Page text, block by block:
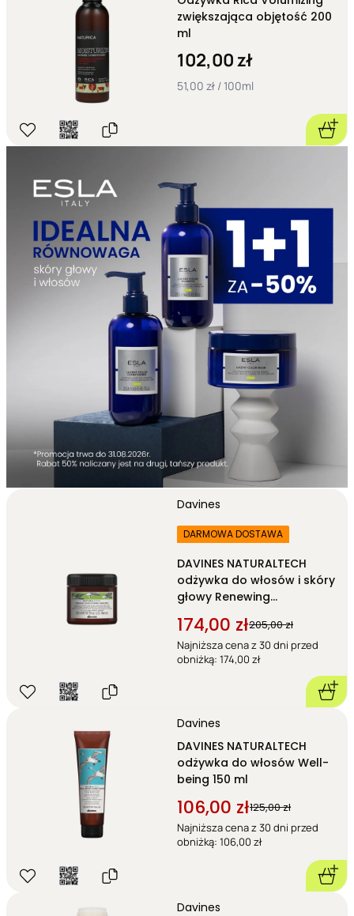
zwiększająca objętość 200
ml
102,00 zł
51,00 zł / 100ml
Davines
DARMOWA DOSTAWA
DAVINES NATURALTECH
odżywka do włosów i skóry
głowy Renewing
ml
174,00 zł205,00 zł
Najniższa cena z 30 dni przed
obniżką: 174,00 zł
Davines
DAVINES NATURALTECH
odżywka do włosów Well-
being 150 ml
106,00 zł125,00 zł
Najniższa cena z 30 dni przed
obniżką: 106,00 zł
Davines